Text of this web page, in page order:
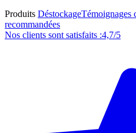
Produits DéstockageTémoignages
recommandées
Nos clients sont satisfaits :4,7/5